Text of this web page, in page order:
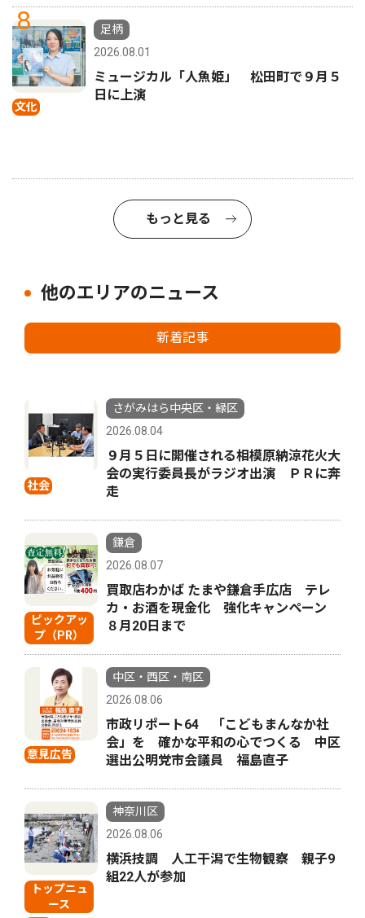
8
文化
足柄
2026.08.01
ミュージカル「人魚姫」 松田町で９月５
日に上演
もっと見る
他のエリアのニュース
新着記事
社会
さがみはら中央区・緑区
2026.08.04
９月５日に開催される相模原納涼花火大
会の実行委員長がラジオ出演 ＰＲに奔
走
ピックアッ
プ（PR）
鎌倉
2026.08.07
買取店わかば たまや鎌倉手広店 テレ
カ・お酒を現金化 強化キャンペーン
８月20日まで
意見広告
中区・西区・南区
2026.08.06
市政リポート64 「こどもまんなか社
会」を 確かな平和の心でつくる 中区
選出公明党市会議員 福島直子
トップニュ
ース
神奈川区
2026.08.06
横浜技調 人工干潟で生物観察 親子9
組22人が参加